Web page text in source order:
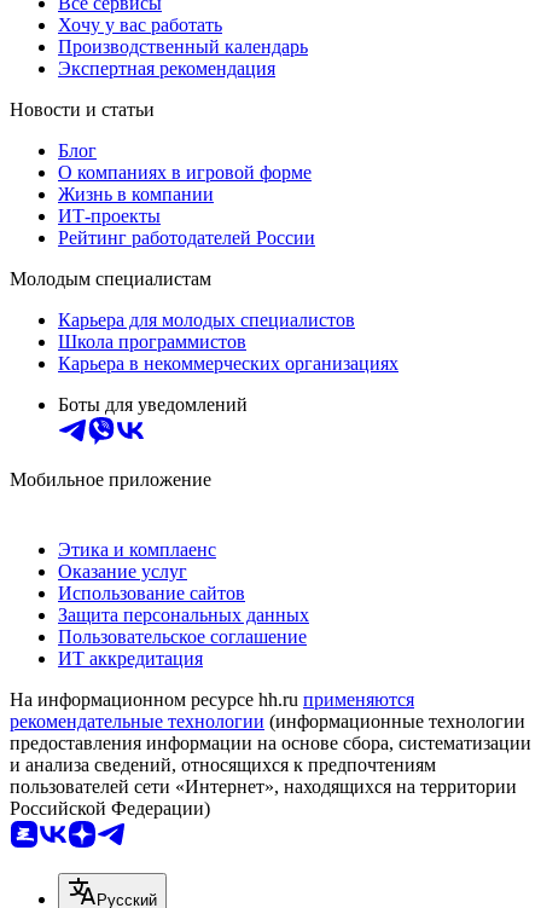
Хочу у вас работать
Производственный календарь
Экспертная рекомендация
Новости и статьи
Блог
О компаниях в игровой форме
Жизнь в компании
ИТ-проекты
Рейтинг работодателей России
Молодым специалистам
Карьера для молодых специалистов
Школа программистов
Карьера в некоммерческих организациях
Боты для уведомлений
Мобильное приложение
Этика и комплаенс
Оказание услуг
Использование сайтов
Защита персональных данных
Пользовательское соглашение
ИТ аккредитация
На информационном ресурсе hh.ru применяются
рекомендательные технологии (информационные технологии
предоставления информации на основе сбора, систематизации
и анализа сведений, относящихся к предпочтениям
пользователей сети «Интернет», находящихся на территории
Российской Федерации)
Русский